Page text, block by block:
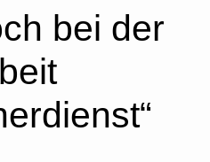
TEAM
bei der